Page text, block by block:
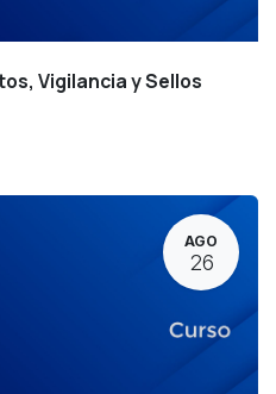
Vigilancia y Sellos
AGO
26